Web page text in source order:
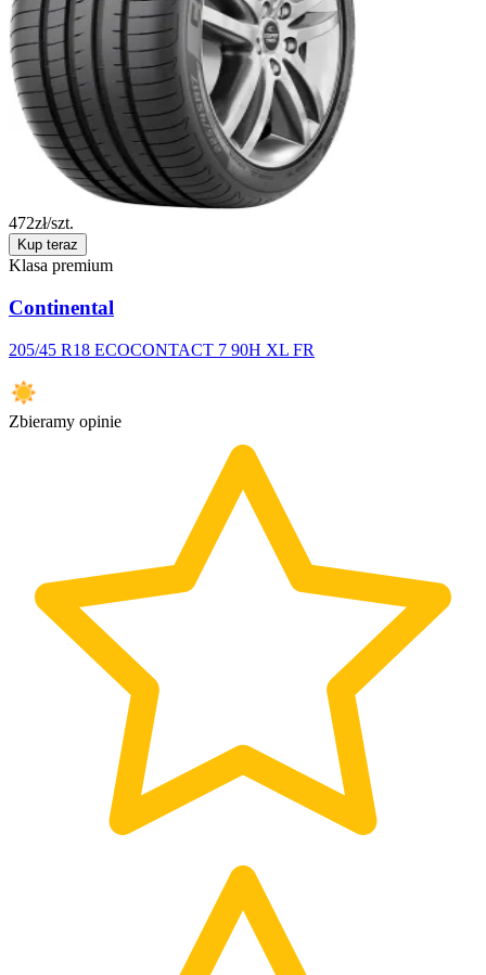
472zł/szt.
Kup teraz
Klasa premium
Continental
205/45 R18 ECOCONTACT 7 90H XL FR
Zbieramy opinie